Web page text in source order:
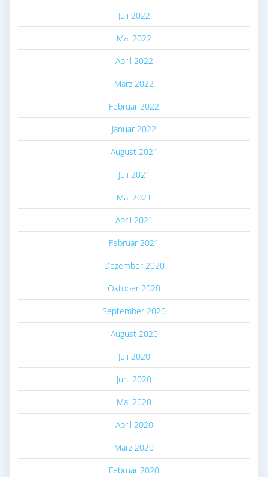
Juli 2022
Mai 2022
April 2022
März 2022
Februar 2022
Januar 2022
August 2021
Juli 2021
Mai 2021
April 2021
Februar 2021
Dezember 2020
Oktober 2020
September 2020
August 2020
Juli 2020
Juni 2020
Mai 2020
April 2020
März 2020
Februar 2020